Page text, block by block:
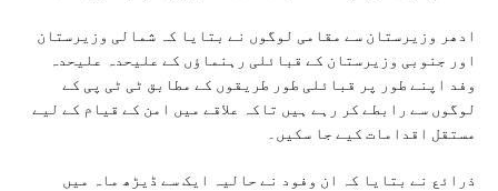
ادھر وزیرستان سے مقامی لوگوں نے بتایا کہ شمالی وزیرستان
اور جنوبی وزیرستان کے قبائلی رہنماؤں کے علیحدہ علیحدہ
وفد اپنے طور پر قبائلی طور طریقوں کے مطابق ٹی ٹی پی کے
لوگوں سے رابطے کر رہے ہیں تاکہ علاقے میں امن کے قیام کے لیے
مستقل اقدامات کیے جا سکیں۔
ذرائع نے بتایا کہ ان وفود نے حالیہ ایک سے ڈیڑھ ماہ میں